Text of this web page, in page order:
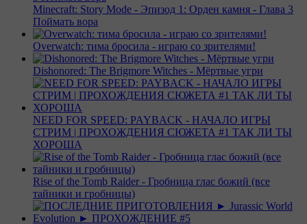
Minecraft: Story Mode - Эпизод 1: Орден камня - Глава 3
Поймать вора
Overwatch: тима бросила - играю со зрителями!
Dishonored: The Brigmore Witches - Мёртвые угри
NEED FOR SPEED: PAYBACK - НАЧАЛО ИГРЫ
СТРИМ | ПРОХОЖДЕНИЯ СЮЖЕТА #1 ТАК ЛИ ТЫ
ХОРОША
Rise of the Tomb Raider - Гробница глас божий (все
тайники и гробницы)